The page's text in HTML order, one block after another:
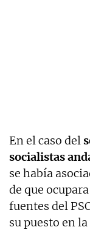
En el caso del
socialistas
se había
de que
fuentes del
su puesto en